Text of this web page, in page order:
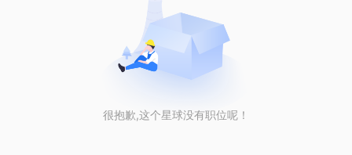
很抱歉,这个星球没有职位呢！